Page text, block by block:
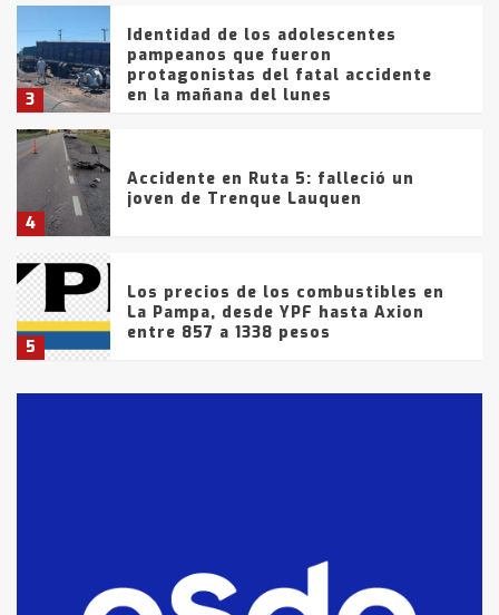
3
Identidad de los adolescentes
pampeanos que fueron
protagonistas del fatal accidente
en la mañana del lunes
4
Accidente en Ruta 5: falleció un
joven de Trenque Lauquen
5
Los precios de los combustibles en
La Pampa, desde YPF hasta Axion
entre 857 a 1338 pesos
fueron detenidos por
comercialización de drogas en la
tarde del sábado